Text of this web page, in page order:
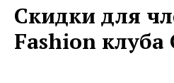
Скидки для
Fashion клуба